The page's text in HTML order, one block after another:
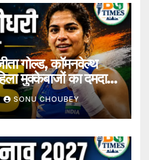
गोल्ड, कॉमनवेल्थ
मुक्केबाजों का दमदार
SONU CHOUBEY